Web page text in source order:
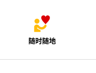
随时随地